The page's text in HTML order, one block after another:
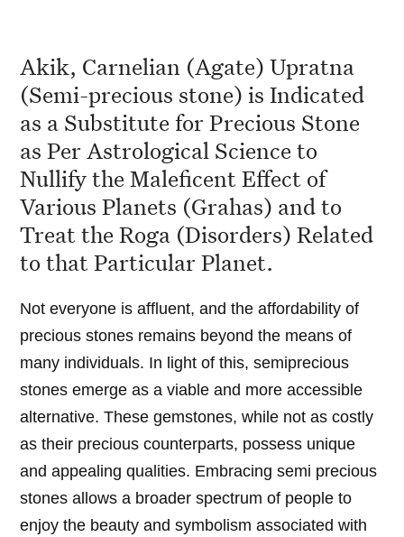
Akik, Carnelian (Agate) Upratna
(Semi-precious stone) is Indicated
as a Substitute for Precious Stone
as Per Astrological Science to
Nullify the Maleficent Effect of
Various Planets (Grahas) and to
Treat the Roga (Disorders) Related
to that Particular Planet.
Not everyone is affluent, and the affordability of
precious stones remains beyond the means of
many individuals. In light of this, semiprecious
stones emerge as a viable and more accessible
alternative. These gemstones, while not as costly
as their precious counterparts, possess unique
and appealing qualities. Embracing semi precious
stones allows a broader spectrum of people to
enjoy the beauty and symbolism associated with